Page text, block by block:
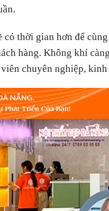
thời gian hơn để
hàng. Không khí
chuyên nghiệp,